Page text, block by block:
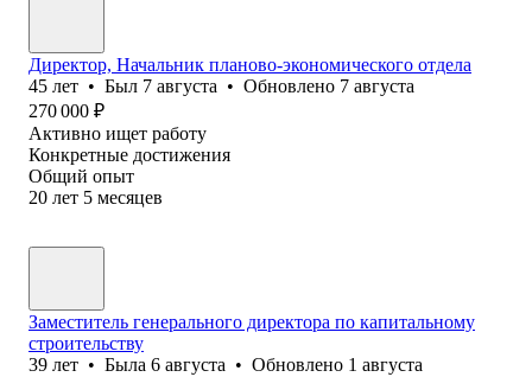
Директор, Начальник планово-экономического отдела
45 лет • Был 7 августа • Обновлено 7 августа
270 000 ₽
Активно ищет работу
Конкретные достижения
Общий опыт
20 лет 5 месяцев
Заместитель генерального директора по капитальному
строительству
39 лет • Была 6 августа • Обновлено 1 августа